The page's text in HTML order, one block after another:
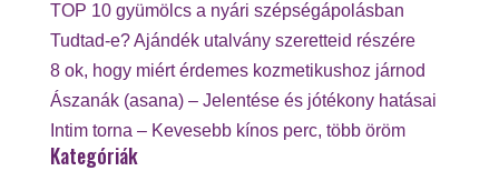
TOP 10 gyümölcs a nyári szépségápolásban
Tudtad-e? Ajándék utalvány szeretteid részére
8 ok, hogy miért érdemes kozmetikushoz járnod
Ászanák (asana) – Jelentése és jótékony hatásai
Intim torna – Kevesebb kínos perc, több öröm
Kategóriák